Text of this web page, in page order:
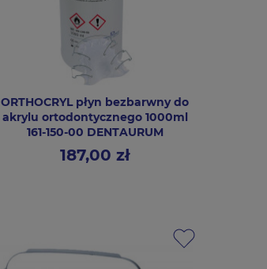
ORTHOCRYL płyn bezbarwny do
akrylu ortodontycznego 1000ml
161-150-00 DENTAURUM
Cena
187,00 zł